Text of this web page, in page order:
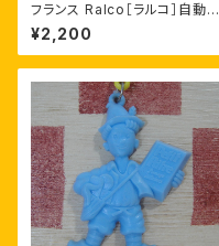
フランス Ralco［ラルコ］自動車
バッテリー ヴィンテージキーホ
ルダー
¥2,200